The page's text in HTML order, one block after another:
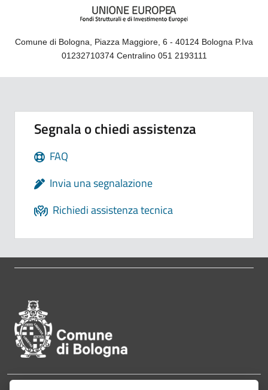
Comune di Bologna, Piazza Maggiore, 6 - 40124 Bologna P.Iva
01232710374 Centralino 051 2193111
Segnala o chiedi assistenza
FAQ
Invia una segnalazione
Richiedi assistenza tecnica